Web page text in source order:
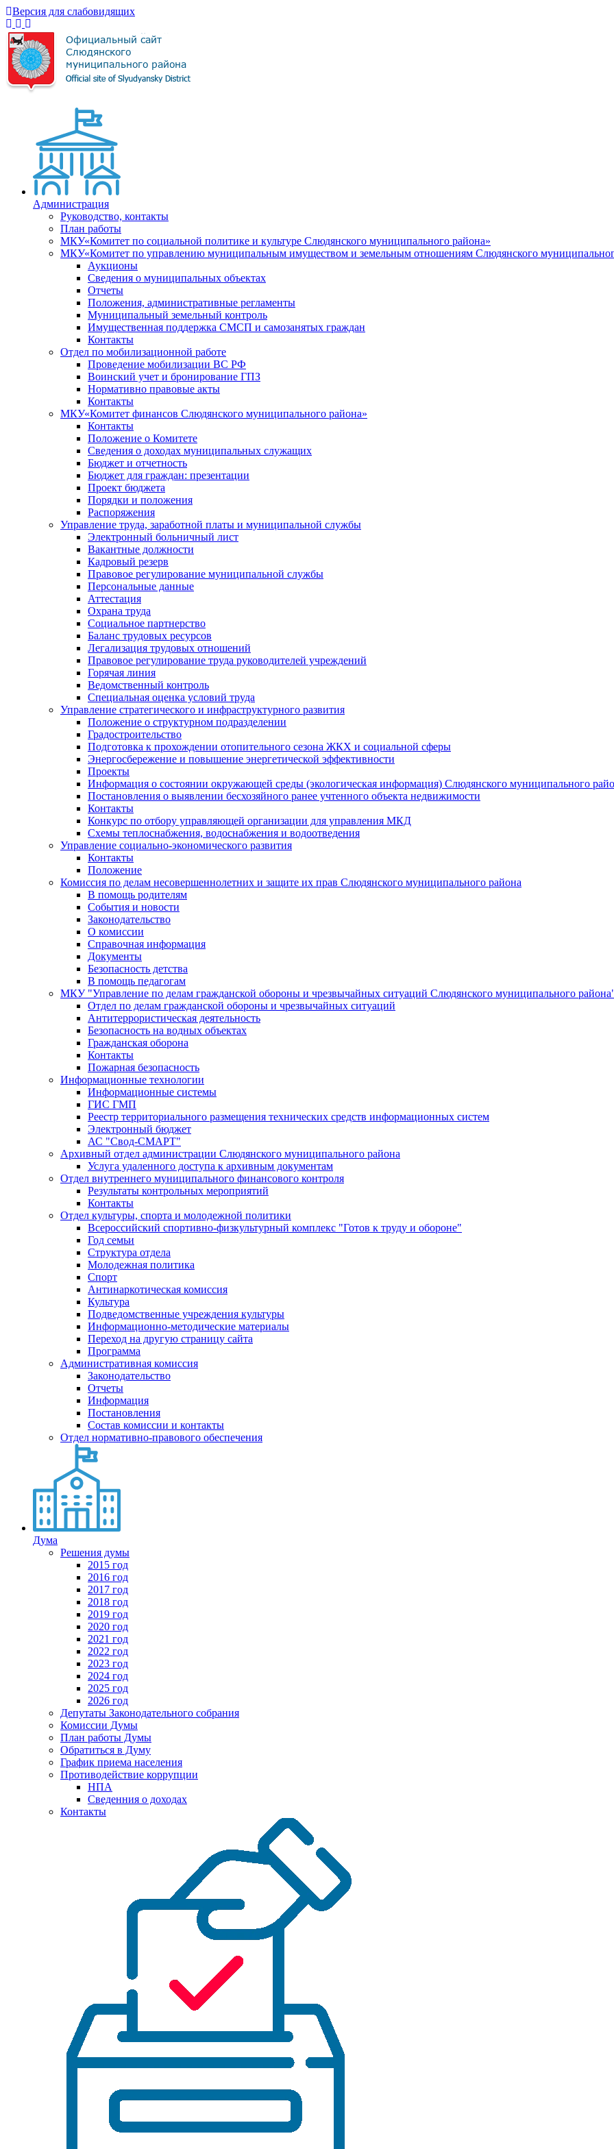
Версия для слабовидящих
Администрация
Руководство, контакты
План работы
МКУ«Комитет по социальной политике и культуре Слюдянского муниципального района»
МКУ«Комитет по управлению муниципальным имуществом и земельным отношениям Слюдянского
Аукционы
Сведения о муниципальных объектах
Отчеты
Положения, административные регламенты
Муниципальный земельный контроль
Имущественная поддержка СМСП и самозанятых граждан
Контакты
Отдел по мобилизационной работе
Проведение мобилизации ВС РФ
Воинский учет и бронирование ГПЗ
Нормативно правовые акты
Контакты
МКУ«Комитет финансов Слюдянского муниципального района»
Контакты
Положение о Комитете
Сведения о доходах муниципальных служащих
Бюджет и отчетность
Бюджет для граждан: презентации
Проект бюджета
Порядки и положения
Распоряжения
Управление труда, заработной платы и муниципальной службы
Электронный больничный лист
Вакантные должности
Кадровый резерв
Правовое регулирование муниципальной службы
Персональные данные
Аттестация
Охрана труда
Социальное партнерство
Баланс трудовых ресурсов
Легализация трудовых отношений
Правовое регулирование труда руководителей учреждений
Горячая линия
Ведомственный контроль
Специальная оценка условий труда
Управление стратегического и инфраструктурного развития
Положение о структурном подразделении
Градостроительство
Подготовка к прохождении отопительного сезона ЖКХ и социальной сферы
Энергосбережение и повышение энергетической эффективности
Проекты
Информация о состоянии окружающей среды (экологическая информация) Слюдянского муниципального
Постановления о выявлении бесхозяйного ранее учтенного объекта недвижимости
Контакты
Конкурс по отбору управляющей организации для управления МКД
Схемы теплоснабжения, водоснабжения и водоотведения
Управление социально-экономического развития
Контакты
Положение
Комиссия по делам несовершеннолетних и защите их прав Слюдянского муниципального района
В помощь родителям
События и новости
Законодательство
О комиссии
Справочная информация
Документы
Безопасность детства
В помощь педагогам
МКУ "Управление по делам гражданской обороны и чрезвычайных ситуаций Слюдянского муниципального
Отдел по делам гражданской обороны и чрезвычайных ситуаций
Антитеррористическая деятельность
Безопасность на водных объектах
Гражданская оборона
Контакты
Пожарная безопасность
Информационные технологии
Информационные системы
ГИС ГМП
Реестр территориального размещения технических средств информационных систем
Электронный бюджет
АС "Свод-СМАРТ"
Архивный отдел администрации Слюдянского муниципального района
Услуга удаленного доступа к архивным документам
Отдел внутреннего муниципального финансового контроля
Результаты контрольных мероприятий
Контакты
Отдел культуры, спорта и молодежной политики
Всероссийский спортивно-физкультурный комплекс "Готов к труду и обороне"
Год семьи
Структура отдела
Молодежная политика
Спорт
Антинаркотическая комиссия
Культура
Подведомственные учреждения культуры
Информационно-методические материалы
Переход на другую страницу сайта
Программа
Административная комиссия
Законодательство
Отчеты
Информация
Постановления
Состав комиссии и контакты
Отдел нормативно-правового обеспечения
Дума
Решения думы
2015 год
2016 год
2017 год
2018 год
2019 год
2020 год
2021 год
2022 год
2023 год
2024 год
2025 год
2026 год
Депутаты Законодательного собрания
Комиссии Думы
План работы Думы
Обратиться в Думу
График приема населения
Противодействие коррупции
НПА
Сведенния о доходах
Контакты